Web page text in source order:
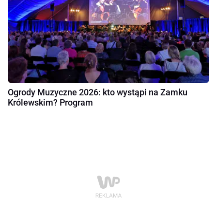
Ogrody Muzyczne 2026: kto wystąpi na Zamku
Królewskim? Program